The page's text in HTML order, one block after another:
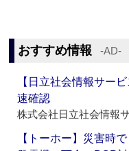
おすすめ情報 ‐AD‐
【日立社会情報サー
速確認
株式会社日立社会情報
【トーホー】災害時